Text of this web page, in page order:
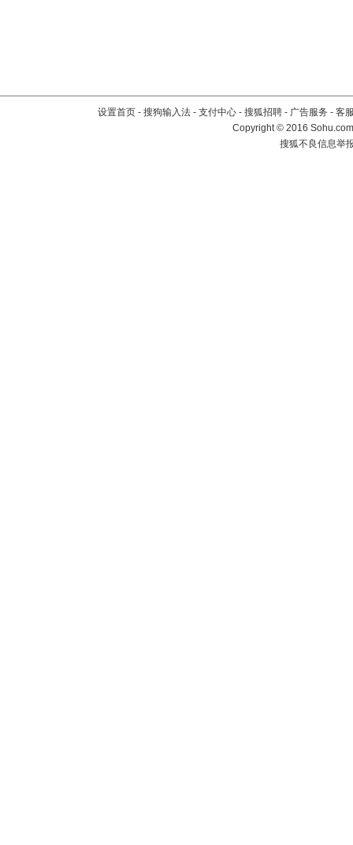
设置首页 - 搜狗输入法 - 支付中心 - 搜狐招聘 - 广告服务 - 客
Copyright©2016
搜狐不良信息举